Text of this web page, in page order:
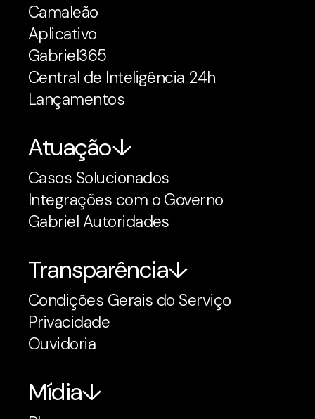
Camaleão
Aplicativo
Gabriel365
Central de Inteligência 24h
Lançamentos
Atuação
Casos Solucionados
Integrações com o Governo
Gabriel Autoridades
Transparência
Condições Gerais do Serviço
Privacidade
Ouvidoria
Mídia